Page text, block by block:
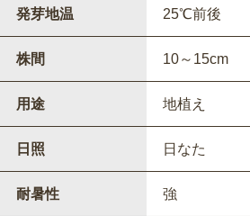
発芽地温 25℃前後
株間 10～15cm
用途 地植え
日照 日なた
耐暑性 強